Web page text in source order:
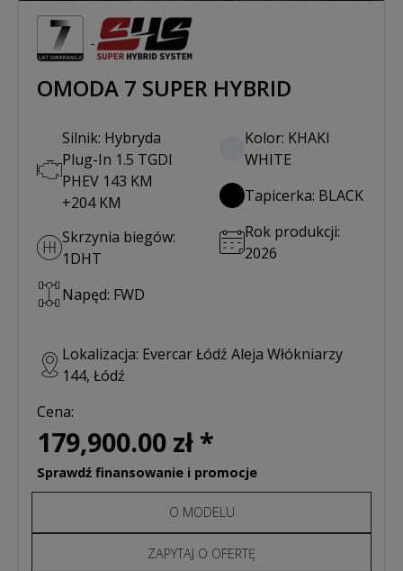
OMODA 7 SUPER HYBRID
Silnik: Hybryda
Plug-In 1.5 TGDI
PHEV 143 KM
+204 KM
Skrzynia biegów:
1DHT
Napęd: FWD
Kolor: KHAKI
WHITE
Tapicerka: BLACK
Rok produkcji:
2026
Lokalizacja: Evercar Łódź Aleja Włókniarzy
144, Łódź
Cena:
179,900.00 zł *
Sprawdź finansowanie i promocje
O MODELU
ZAPYTAJ O OFERTĘ